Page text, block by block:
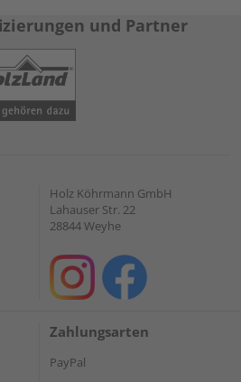
und Partner
Holz Köhrmann GmbH
Lahauser Str. 22
28844 Weyhe
Zahlungsarten
PayPal